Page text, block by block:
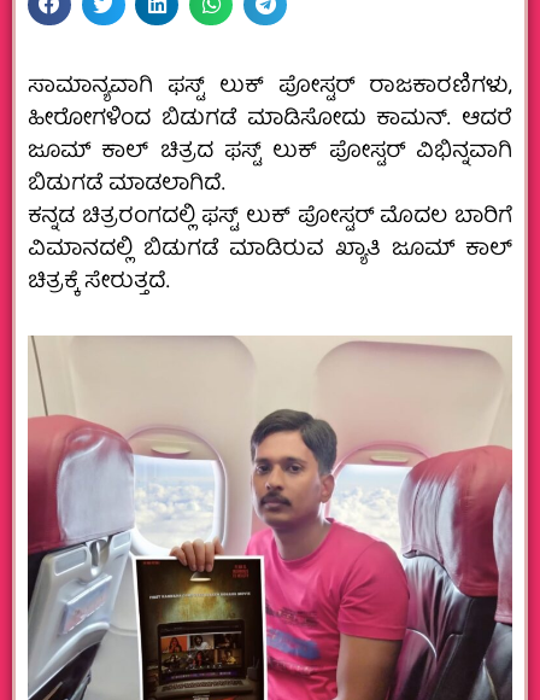
ಸಾಮಾನ್ಯವಾಗಿ ಫಸ್ಟ್ ಲುಕ್ ಪೋಸ್ಟರ್ ರಾಜಕಾರಣಿಗಳು,
ಹೀರೋಗಳಿಂದ ಬಿಡುಗಡೆ ಮಾಡಿಸೋದು ಕಾಮನ್. ಆದರೆ
ಜೂಮ್ ಕಾಲ್ ಚಿತ್ರದ ಫಸ್ಟ್ ಲುಕ್ ಪೋಸ್ಟರ್ ವಿಭಿನ್ನವಾಗಿ
ಬಿಡುಗಡೆ ಮಾಡಲಾಗಿದೆ.
ಕನ್ನಡ ಚಿತ್ರರಂಗದಲ್ಲಿ ಫಸ್ಟ್ ಲುಕ್ ಪೋಸ್ಟರ್ ಮೊದಲ ಬಾರಿಗೆ
ವಿಮಾನದಲ್ಲಿ ಬಿಡುಗಡೆ ಮಾಡಿರುವ ಖ್ಯಾತಿ ಜೂಮ್ ಕಾಲ್
ಚಿತ್ರಕ್ಕೆ ಸೇರುತ್ತದೆ.